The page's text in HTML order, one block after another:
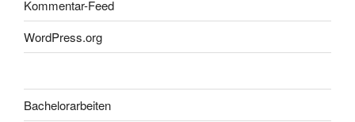
Kommentar-Feed
WordPress.org
Bachelorarbeiten